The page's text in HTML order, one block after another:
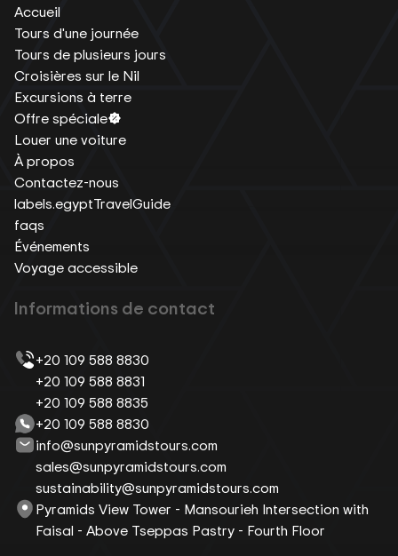
Accueil
Tours d'une journée
Tours de plusieurs jours
Croisières sur le Nil
Excursions à terre
Offre spéciale
Louer une voiture
À propos
Contactez-nous
labels.egyptTravelGuide
faqs
Événements
Voyage accessible
Informations de contact
+20 109 588 8830
+20 109 588 8831
+20 109 588 8835
+20 109 588 8830
info@sunpyramidstours.com
sales@sunpyramidstours.com
sustainability@sunpyramidstours.com
Pyramids View Tower - Mansourieh Intersection with
Faisal - Above Tseppas Pastry - Fourth Floor